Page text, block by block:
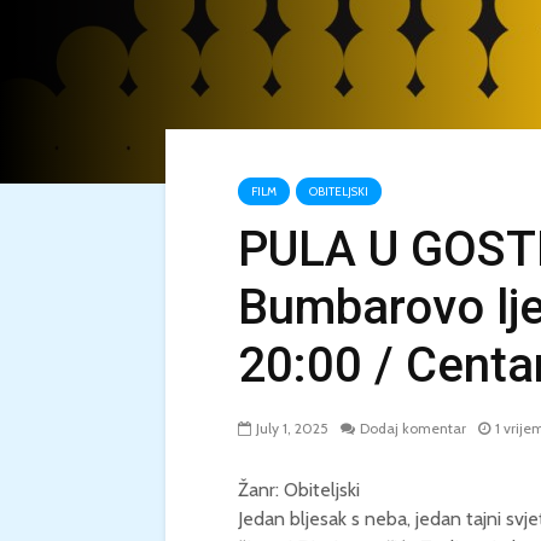
FILM OBITELJSKI
PULA U
Bumbarovo
20:00 /
July 1, 2025 Dodaj komentar 1
Žanr: Obiteljski
Jedan bljesak s neba, jedan tajni